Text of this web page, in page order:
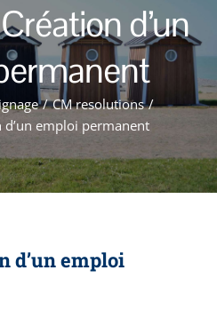
d’un
/ CM resolutions /
emploi permanent
d’un emploi